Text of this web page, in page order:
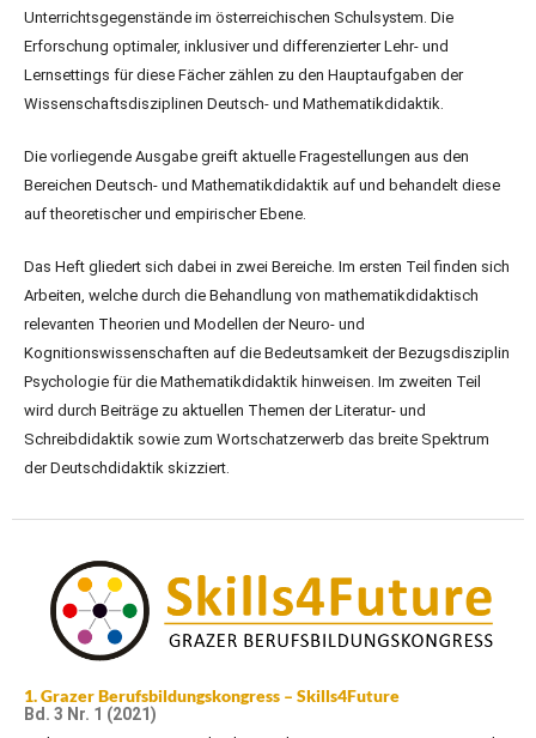
Unterrichtsgegenstände im österreichischen Schulsystem. Die
Erforschung optimaler, inklusiver und differenzierter Lehr- und
Lernsettings für diese Fächer zählen zu den Hauptaufgaben der
Wissenschaftsdisziplinen Deutsch- und Mathematikdidaktik.
Die vorliegende Ausgabe greift aktuelle Fragestellungen aus den
Bereichen Deutsch- und Mathematikdidaktik auf und behandelt diese
auf theoretischer und empirischer Ebene.
Das Heft gliedert sich dabei in zwei Bereiche. Im ersten Teil finden sich
Arbeiten, welche durch die Behandlung von mathematikdidaktisch
relevanten Theorien und Modellen der Neuro- und
Kognitionswissenschaften auf die Bedeutsamkeit der Bezugsdisziplin
Psychologie für die Mathematikdidaktik hinweisen. Im zweiten Teil
wird durch Beiträge zu aktuellen Themen der Literatur- und
Schreibdidaktik sowie zum Wortschatzerwerb das breite Spektrum
der Deutschdidaktik skizziert.
1. Grazer Berufsbildungskongress – Skills4Future
Bd. 3 Nr. 1 (2021)